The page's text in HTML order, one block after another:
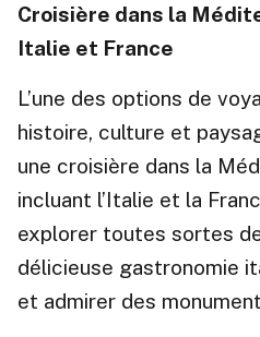
Croisière dans la
Italie et France
L’une des options de
histoire, culture et
une croisière dans la
incluant l’Italie et la
explorer toutes sortes
délicieuse gastronomie
et admirer des